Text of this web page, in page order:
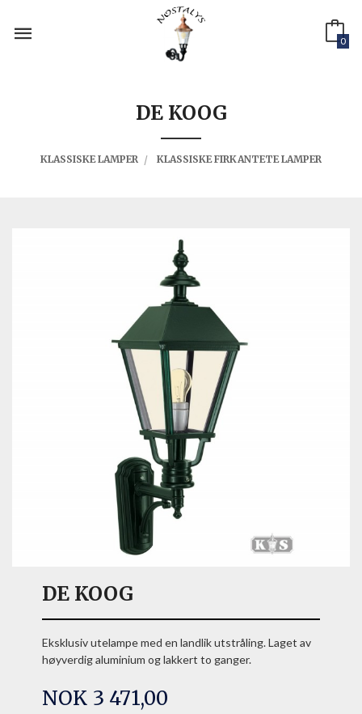
innholdet
0
DE KOOG
KLASSISKE LAMPER KLASSISKE FIRKANTETE LAMPER
DE KOOG
Eksklusiv utelampe med en landlik utstråling. Laget av
høyverdig aluminium og lakkert to ganger.
Pris
NOK 3 471,00